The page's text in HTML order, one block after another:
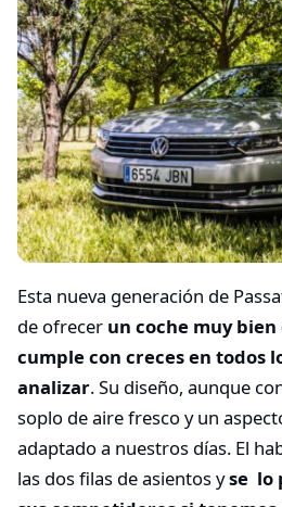
Esta nueva generación de
de ofrecer un coche muy
cumple con creces en todos
analizar. Su diseño, aunque
soplo de aire fresco y un
adaptado a nuestros días. El
las dos filas de asientos yse lo